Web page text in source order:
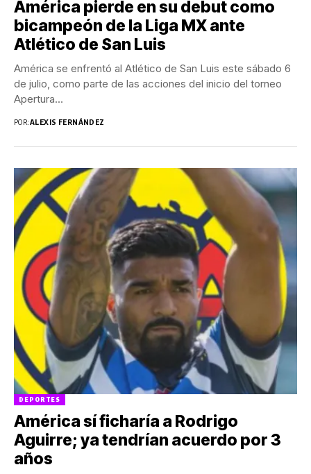
América pierde en su debut como
bicampeón de la Liga MX ante
Atlético de San Luis
América se enfrentó al Atlético de San Luis este sábado 6
de julio, como parte de las acciones del inicio del torneo
Apertura...
POR:ALEXIS FERNÁNDEZ
DEPORTES
América sí ficharía a Rodrigo
Aguirre; ya tendrían acuerdo por 3
años